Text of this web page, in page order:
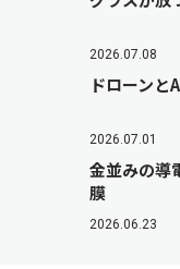
2026.07.08
ドローン
2026.07.01
金並みの導
膜
2026.06.23